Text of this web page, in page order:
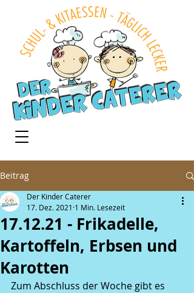
Beitrag
17.12.21 - Frikadelle,
Kartoffeln, Erbsen und
Karotten
Der Kinder Caterer
17. Dez. 2021 1 Min. Lesezeit
Zum Abschluss der Woche gibt es